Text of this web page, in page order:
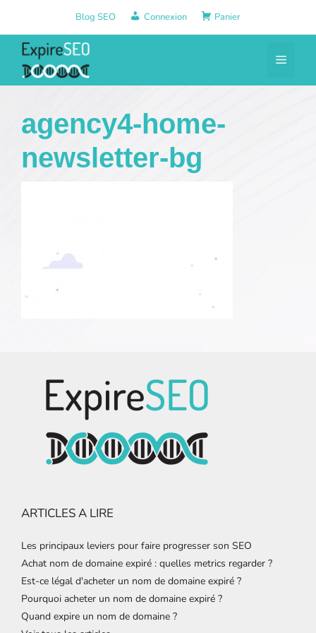
contenu
Blog SEO Connexion Panier
Menu
agency4-home-
newsletter-bg
ARTICLES A LIRE
Les principaux leviers pour faire progresser son SEO
Achat nom de domaine expiré : quelles metrics regarder ?
Est-ce légal d'acheter un nom de domaine expiré ?
Pourquoi acheter un nom de domaine expiré ?
Quand expire un nom de domaine ?